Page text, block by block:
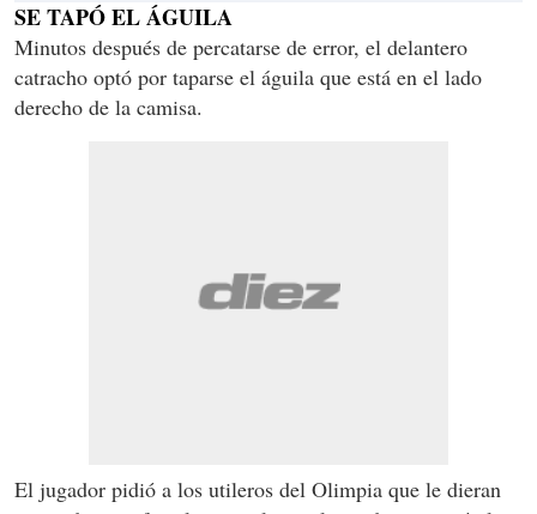
SE TAPÓ EL ÁGUILA
Minutos después de percatarse de error, el delantero
catracho optó por taparse el águila que está en el lado
derecho de la camisa.
El jugador pidió a los utileros del Olimpia que le dieran